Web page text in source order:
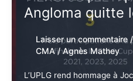
Tribune
Béatrice
du
Angloma quitte
Laisser un commentaire /
Agnès Mathey